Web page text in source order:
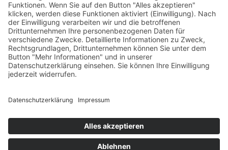
Über uns